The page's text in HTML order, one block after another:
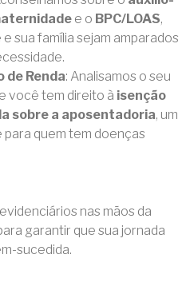
e o BPC/LOAS,
sua família sejam amparados
de Renda: Analisamos o seu
você tem direito à isenção
sobre a aposentadoria, um
quem tem doenças
nas mãos da
garantir que sua jornada
sucedida.